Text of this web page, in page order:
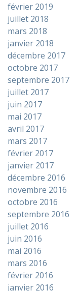
février 2019
juillet 2018
mars 2018
janvier 2018
décembre 2017
octobre 2017
septembre 2017
juillet 2017
juin 2017
mai 2017
avril 2017
mars 2017
février 2017
janvier 2017
décembre 2016
novembre 2016
octobre 2016
septembre 2016
juillet 2016
juin 2016
mai 2016
mars 2016
février 2016
janvier 2016